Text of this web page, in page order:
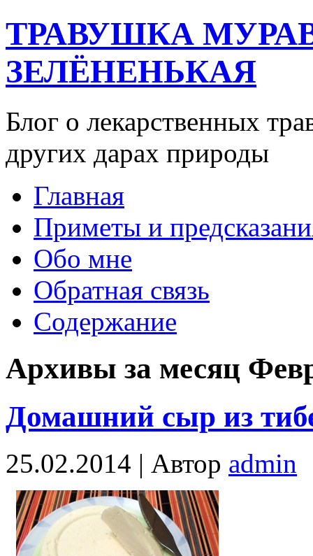
ТРАВУШКА
ЗЕЛЁНЕНЬКАЯ
Блог о лекарственных
других дарах природы
Главная
Приметы и
Обо мне
Обратная связь
Содержание
Архивы за месяц
Домашний сыр из
25.02.2014 | Автор admin